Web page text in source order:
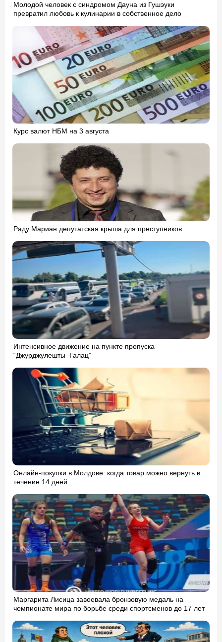
Молодой человек с синдромом Дауна из Гушэуки
превратил любовь к кулинарии в собственное дело
Курс валют НБМ на 3 августа
Раду Мариан депутатская крыша для преступников
Интенсивное движение на пункте пропуска
“Джурджулешты–Галац”
Онлайн-покупки в Молдове: когда товар можно вернуть в
течение 14 дней
Маргарита Лисица завоевала бронзовую медаль на
чемпионате мира по борьбе среди спортсменов до 17 лет